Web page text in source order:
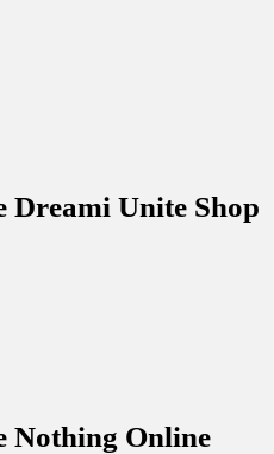
Dreami Unite Shop
Nothing Online